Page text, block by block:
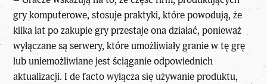
gry komputerowe, stosuje praktyki, które powodują, że
kilka lat po zakupie gry przestaje ona działać, ponieważ
wyłączane są serwery, które umożliwiały granie w tę grę
lub uniemożliwiane jest ściąganie odpowiednich
aktualizacji. I de facto wyłącza się używanie produktu,